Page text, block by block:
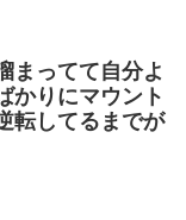
まってて自分よ
かりにマウント
転してるまでが